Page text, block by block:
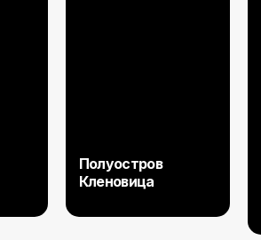
Полуостров
Кленовица